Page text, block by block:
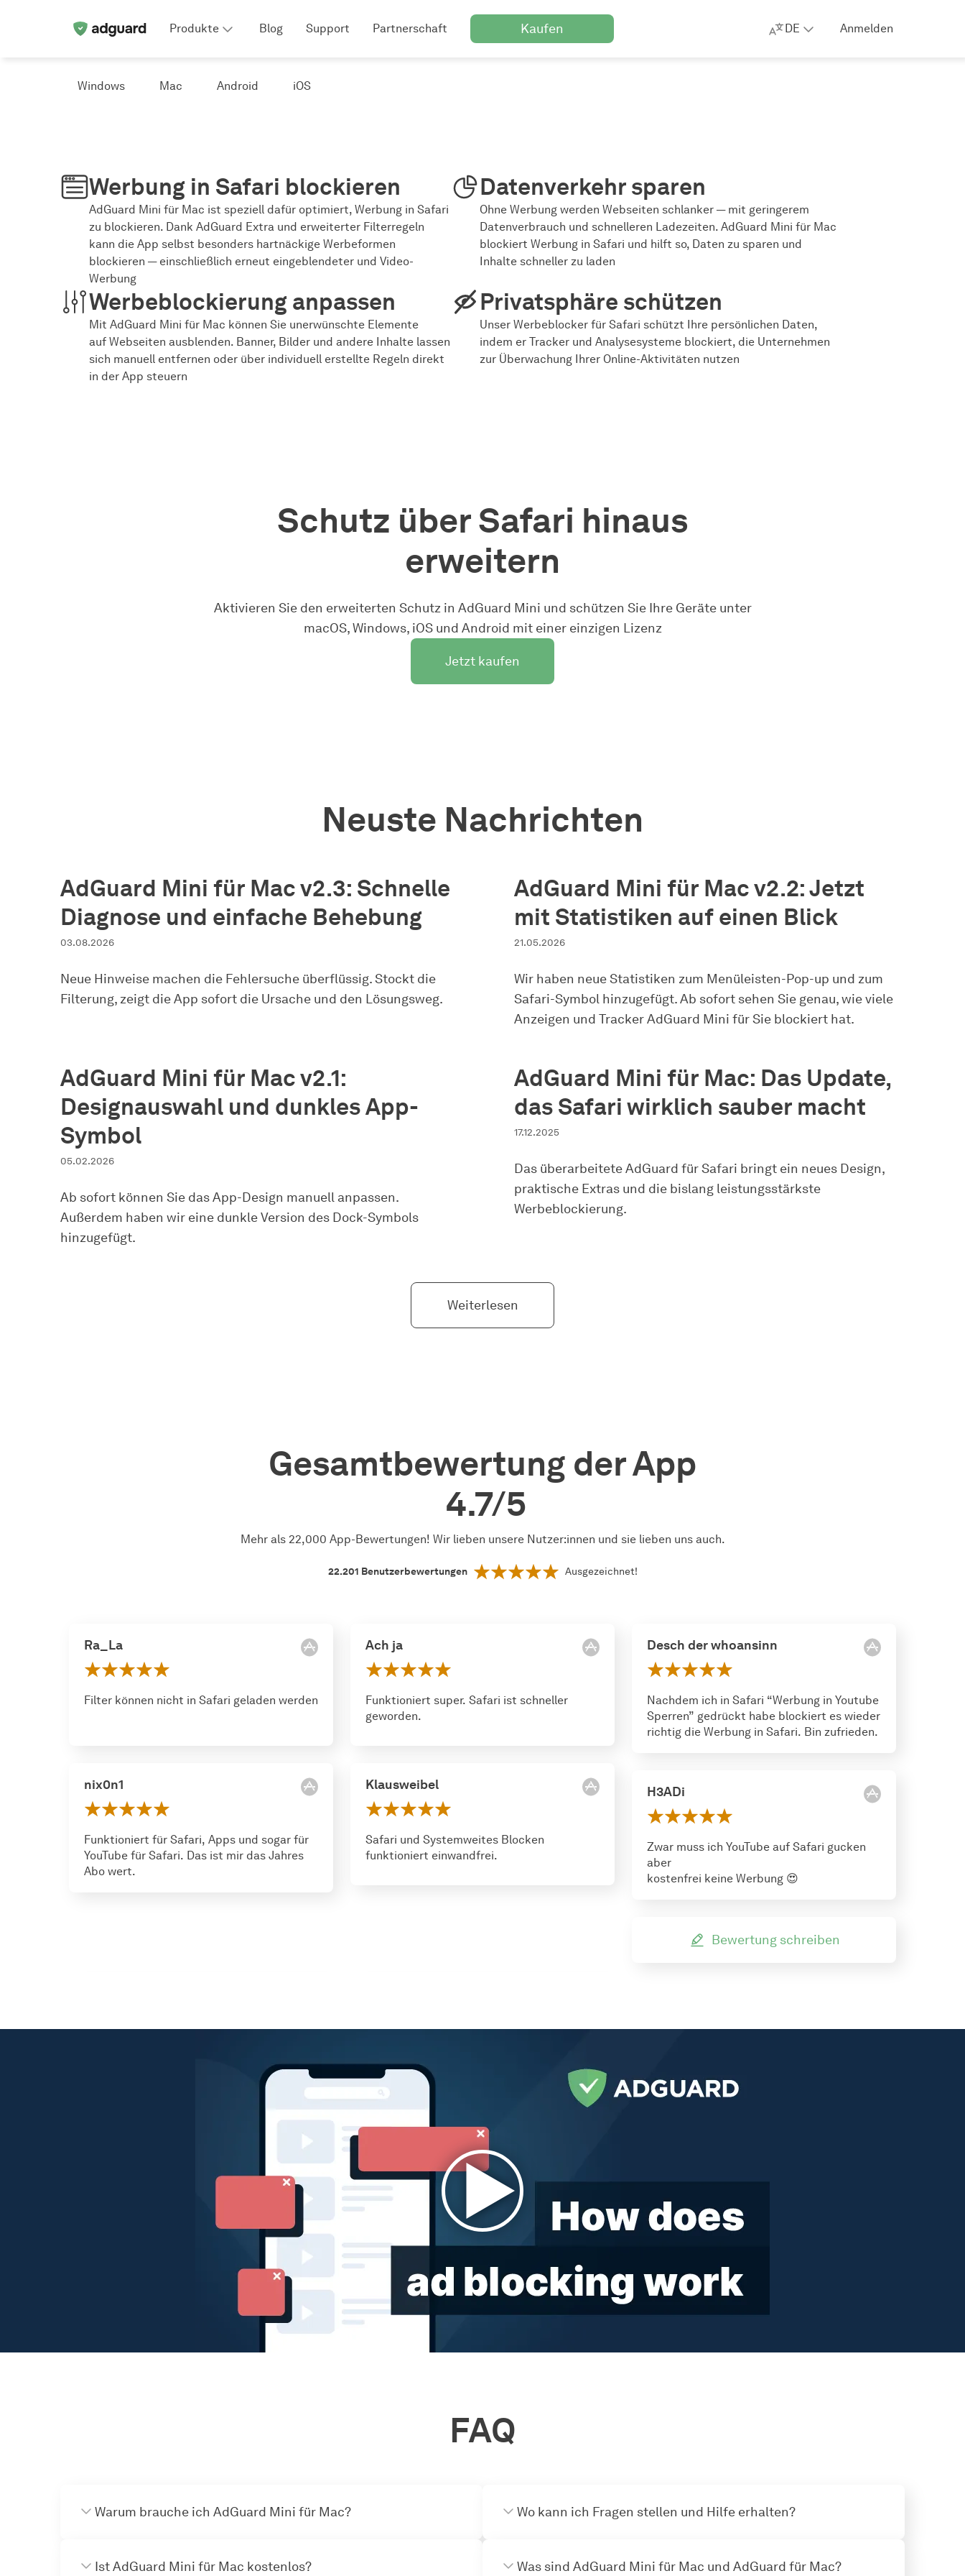
Produkte Blog Support Partnerschaft Kaufen DE Anmelden
Windows Mac Android iOS
Werbung in Safari blockieren
AdGuard Mini für Mac ist speziell dafür optimiert, Werbung in Safari
zu blockieren. Dank AdGuard Extra und erweiterter Filterregeln
kann die App selbst besonders hartnäckige Werbeformen
blockieren — einschließlich erneut eingeblendeter und Video-
Werbung
Datenverkehr sparen
Ohne Werbung werden Webseiten schlanker — mit geringerem
Datenverbrauch und schnelleren Ladezeiten. AdGuard Mini für Mac
blockiert Werbung in Safari und hilft so, Daten zu sparen und
Inhalte schneller zu laden
Werbeblockierung anpassen
Mit AdGuard Mini für Mac können Sie unerwünschte Elemente
auf Webseiten ausblenden. Banner, Bilder und andere Inhalte lassen
sich manuell entfernen oder über individuell erstellte Regeln direkt
in der App steuern
Privatsphäre schützen
Unser Werbeblocker für Safari schützt Ihre persönlichen Daten,
indem er Tracker und Analysesysteme blockiert, die Unternehmen
zur Überwachung Ihrer Online-Aktivitäten nutzen
Schutz über Safari hinaus
erweitern
Aktivieren Sie den erweiterten Schutz in AdGuard Mini und schützen Sie Ihre Geräte unter
macOS, Windows, iOS und Android mit einer einzigen Lizenz
Jetzt kaufen
Neuste Nachrichten
AdGuard Mini für Mac v2.3: Schnelle
Diagnose und einfache Behebung
03.08.2026
Neue Hinweise machen die Fehlersuche überflüssig. Stockt die
Filterung, zeigt die App sofort die Ursache und den Lösungsweg.
AdGuard Mini für Mac v2.2: Jetzt
mit Statistiken auf einen Blick
21.05.2026
Wir haben neue Statistiken zum Menüleisten-Pop-up und zum
Safari-Symbol hinzugefügt. Ab sofort sehen Sie genau, wie viele
Anzeigen und Tracker AdGuard Mini für Sie blockiert hat.
AdGuard Mini für Mac v2.1:
Designauswahl und dunkles App-
Symbol
05.02.2026
Ab sofort können Sie das App-Design manuell anpassen.
Außerdem haben wir eine dunkle Version des Dock-Symbols
hinzugefügt.
AdGuard Mini für Mac: Das Update,
das Safari wirklich sauber macht
17.12.2025
Das überarbeitete AdGuard für Safari bringt ein neues Design,
praktische Extras und die bislang leistungsstärkste
Werbeblockierung.
Weiterlesen
Gesamtbewertung der App
4.7/5
Mehr als 22,000 App-Bewertungen! Wir lieben unsere Nutzer:innen und sie lieben uns auch.
22.201 Benutzerbewertungen Ausgezeichnet!
Ra_La
Filter können nicht in Safari geladen werden
nix0n1
Funktioniert für Safari, Apps und sogar für
YouTube für Safari. Das ist mir das Jahres
Abo wert.
Ach ja
Funktioniert super. Safari ist schneller
geworden.
Klausweibel
Safari und Systemweites Blocken
funktioniert einwandfrei.
Desch der whoansinn
Nachdem ich in Safari “Werbung in Youtube
Sperren” gedrückt habe blockiert es wieder
richtig die Werbung in Safari. Bin zufrieden.
H3ADi
Zwar muss ich YouTube auf Safari gucken
aber
kostenfrei keine Werbung 😍
Bewertung schreiben
FAQ
Warum brauche ich AdGuard Mini für Mac?
Ist AdGuard Mini für Mac kostenlos?
Wo kann ich Fragen stellen und Hilfe erhalten?
Was sind AdGuard Mini für Mac und AdGuard für Mac?